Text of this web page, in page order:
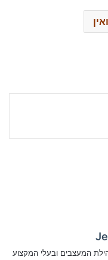
המעצבים ובעלי המקצוע